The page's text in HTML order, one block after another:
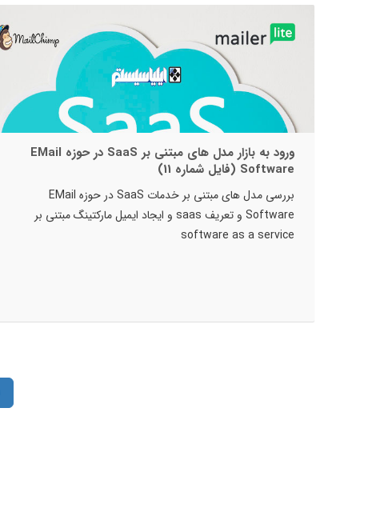
ورود به بازار مدل های مبتنی بر SaaS در حوزه EMail
Software (فایل شماره 11)
بررسی مدل های مبتنی بر خدمات SaaS در حوزه EMail
Software و تعریف saas و ایجاد ایمیل مارکتینگ مبتنی بر
software as a service